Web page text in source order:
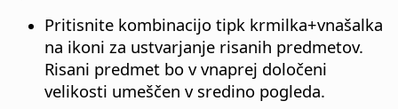
Pritisnite kombinacijo tipk krmilka+vnašalka
na ikoni za ustvarjanje risanih predmetov.
Risani predmet bo v vnaprej določeni
velikosti umeščen v sredino pogleda.